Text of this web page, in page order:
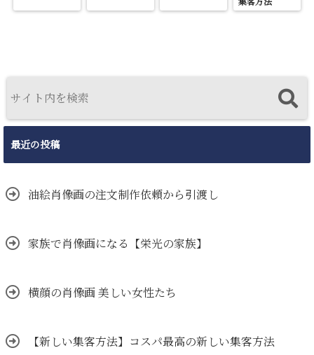
最近の投稿
油絵肖像画の注文制作依頼から引渡し
家族で肖像画になる【栄光の家族】
横顔の肖像画 美しい女性たち
【新しい集客方法】コスパ最高の新しい集客方法